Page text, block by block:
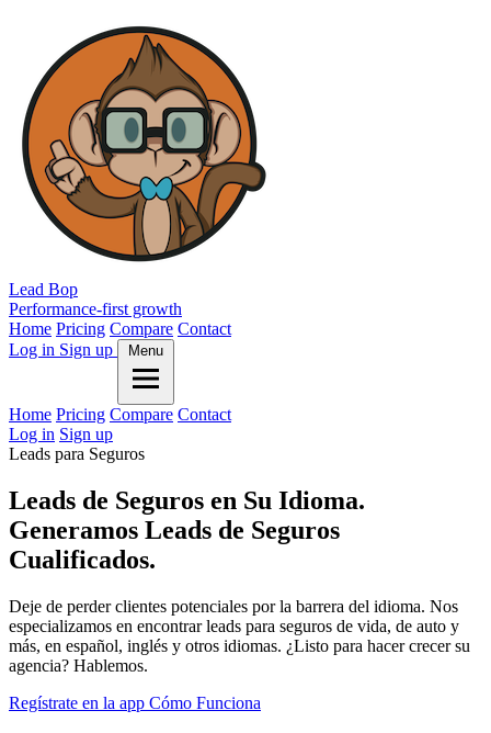
Lead Bop
Performance-first growth
Home Pricing Compare Contact
Log in Sign up Menu
Home Pricing Compare Contact
Log in Sign up
Leads para Seguros
Leads de Seguros en Su Idioma.
Generamos Leads de Seguros
Cualificados.
Deje de perder clientes potenciales por la barrera del idioma. Nos
especializamos en encontrar leads para seguros de vida, de auto y
más, en español, inglés y otros idiomas. ¿Listo para hacer crecer su
agencia? Hablemos.
Regístrate en la app Cómo Funciona